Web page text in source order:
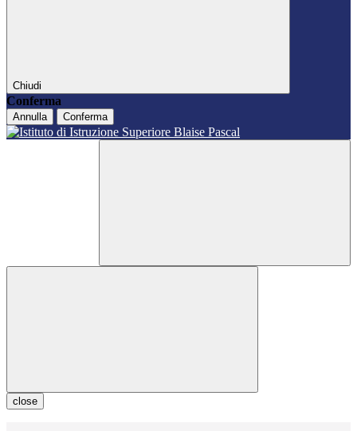
Chiudi
Conferma
Annulla Conferma
close